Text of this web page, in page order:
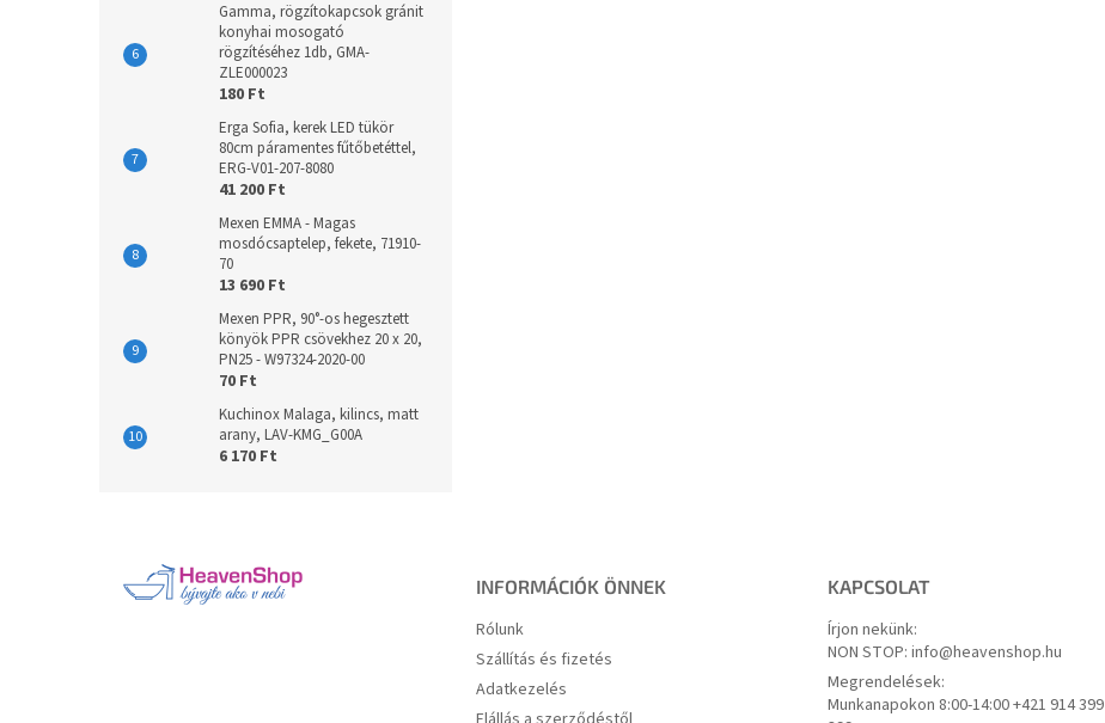
Gamma, rögzítokapcsok gránit
konyhai mosogató
rögzítéséhez 1db, GMA-
ZLE000023
180 Ft
Erga Sofia, kerek LED tükör
80cm páramentes fűtőbetéttel,
ERG-V01-207-8080
41 200 Ft
Mexen EMMA - Magas
mosdócsaptelep, fekete, 71910-
70
13 690 Ft
Mexen PPR, 90°-os hegesztett
könyök PPR csövekhez 20 x 20,
PN25 - W97324-2020-00
70 Ft
Kuchinox Malaga, kilincs, matt
arany, LAV-KMG_G00A
6 170 Ft
INFORMÁCIÓK ÖNNEK
Rólunk
Szállítás és fizetés
Adatkezelés
KAPCSOLAT
Írjon nekünk:
NON STOP: info@heavenshop.hu
Megrendelések:
Munkanapokon 8:00-14:00 +421 914 399